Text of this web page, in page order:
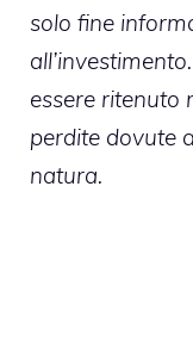
solo fine
essere ritenuto
perdite dovute
natura.